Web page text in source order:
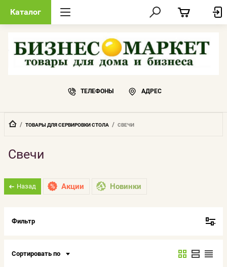
Каталог
ТЕЛЕФОНЫ АДРЕС
  /
ТОВАРЫ ДЛЯ СЕРВИРОВКИ СТОЛА
  /
СВЕЧИ
Свечи
Назад Акции Новинки
Фильтр
Сортировать по